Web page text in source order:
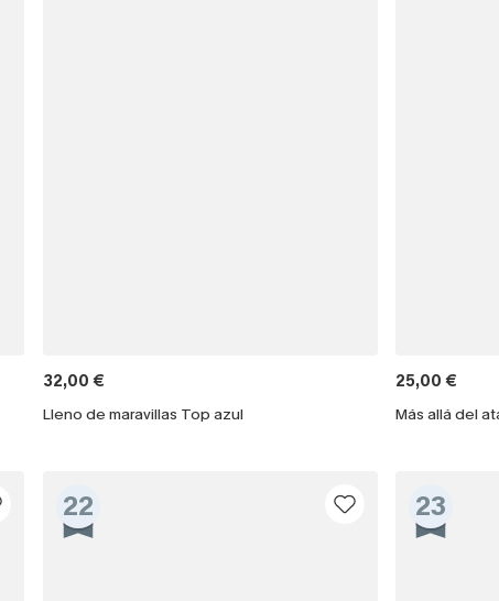
32,00 €
Lleno de maravillas Top azul
25,00 €
Más allá del
22 23